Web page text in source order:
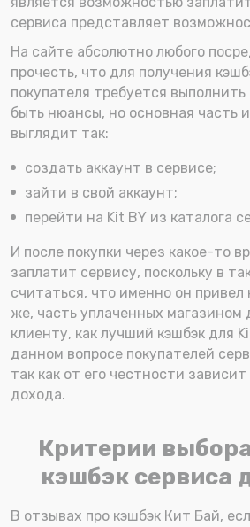
сервиса представляет
На сайте абсолютно любого
прочесть, что для получения
покупателя требуется
быть нюансы, но основная часть
выглядит так:
создать аккаунт в сервисе;
зайти в свой аккаунт;
перейти на Kit BY из каталога
И после покупки через какое-то
заплатит сервису, поскольку в
считаться, что именно он привел
же, часть уплаченных магазином
клиенту, как лучший кэшбэк для
данном вопросе покупателей
так как от его честности зависит
дохода.
Критерии
кэшбэк сервиса
В отзывах про кэшбэк Кит Бай,